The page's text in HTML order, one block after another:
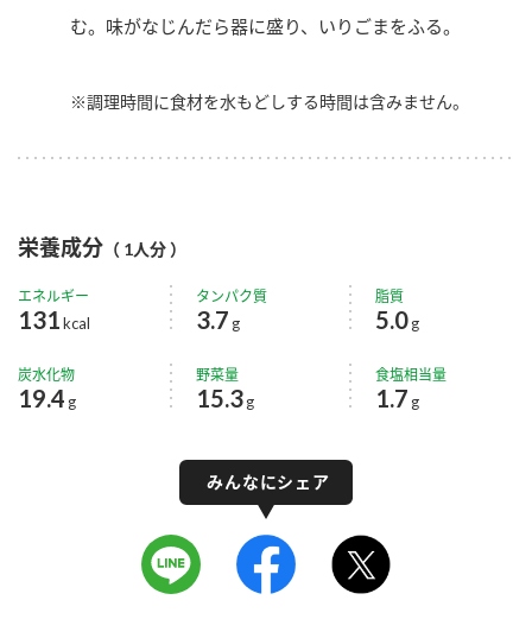
む。味がなじんだら器に盛り、いりごまをふる。
※調理時間に食材を水もどしする時間は含みません。
栄養成分 （ 1人分 ）
エネルギー
131 kcal
タンパク質
3.7 g
脂質
5.0 g
炭水化物
19.4 g
野菜量
15.3g
食塩相当量
1.7 g